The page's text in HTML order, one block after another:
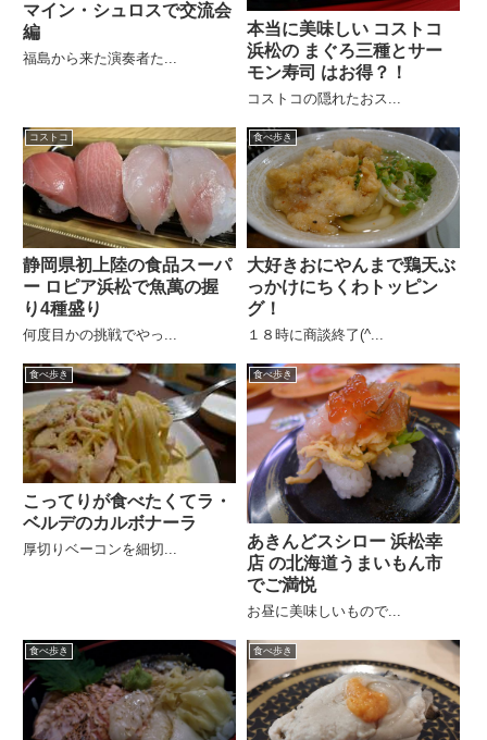
マイン・シュロスで交流会
編
福島から来た演奏者た...
本当に美味しい コストコ
浜松の まぐろ三種とサー
モン寿司 はお得？！
コストコの隠れたおス...
コストコ
静岡県初上陸の食品スーパ
ー ロピア浜松で魚萬の握
り4種盛り
何度目かの挑戦でやっ...
食べ歩き
大好きおにやんまで鶏天ぶ
っかけにちくわトッピン
グ！
１８時に商談終了(^...
食べ歩き
こってりが食べたくてラ・
ベルデのカルボナーラ
厚切りベーコンを細切...
食べ歩き
あきんどスシロー 浜松幸
店 の北海道うまいもん市
でご満悦
お昼に美味しいもので...
食べ歩き 食べ歩き